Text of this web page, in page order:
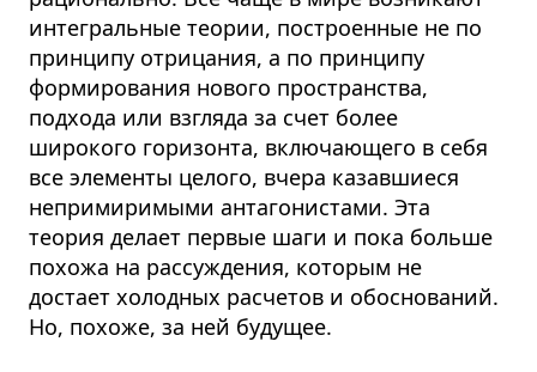
интегральные теории, построенные не по
принципу отрицания, а по принципу
формирования нового пространства,
подхода или взгляда за счет более
широкого горизонта, включающего в себя
все элементы целого, вчера казавшиеся
непримиримыми антагонистами. Эта
теория делает первые шаги и пока больше
похожа на рассуждения, которым не
достает холодных расчетов и обоснований.
Но, похоже, за ней будущее.